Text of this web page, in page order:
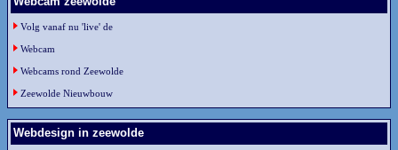
Volg vanaf nu 'live' de
Webcam
Webcams rond Zeewolde
Zeewolde Nieuwbouw
Webdesign in zeewolde